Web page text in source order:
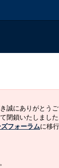
誠にありがとうご
閉鎖いたしました
フォーラムに移